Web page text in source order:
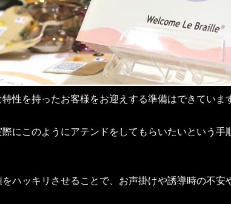
性を持ったお客様をお迎えする準備はできていま
にこのようにアテンドをしてもらいたいという手
ハッキリさせることで、お声掛けや誘導時の不